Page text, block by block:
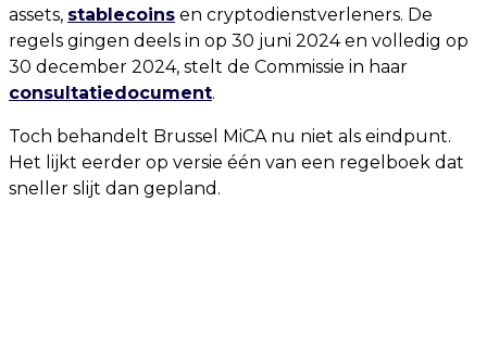
assets, stablecoins en cryptodienstverleners. De
regels gingen deels in op 30 juni 2024 en volledig op
30 december 2024, stelt de Commissie in haar
consultatiedocument.
Toch behandelt Brussel MiCA nu niet als eindpunt.
Het lijkt eerder op versie één van een regelboek dat
sneller slijt dan gepland.